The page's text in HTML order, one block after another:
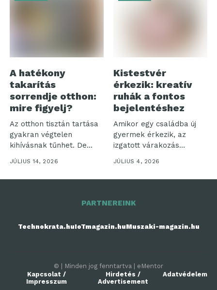
A hatékony
takarítás
sorrendje otthon:
mire figyelj?
Az otthon tisztán tartása
gyakran végtelen
kihívásnak tűnhet. De
vajon miért olyan...
JÚLIUS 14, 2026
Kistestvér
érkezik: kreatív
ruhák a fontos
bejelentéshez
Amikor egy családba új
gyermek érkezik, az
izgatott várakozás
időszaka veszi kezdetét....
JÚLIUS 4, 2026
PARTNEREINK
Technokrata.huIoTmagazin.huMuszaki-magazin.hu
© | Minden jog fenntartva | eMentor
Kapcsolat /
Impresszum
Hirdetés /
Advertisement
Adatvédelem